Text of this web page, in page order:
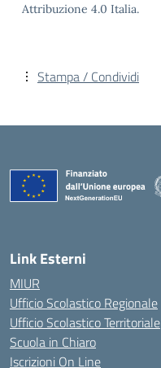
Attribuzione 4.0 Italia.
Stampa / Condividi
Link Esterni
MIUR
Ufficio Scolastico Regionale
Ufficio Scolastico Territoriale
Scuola in Chiaro
Iscrizioni On Line